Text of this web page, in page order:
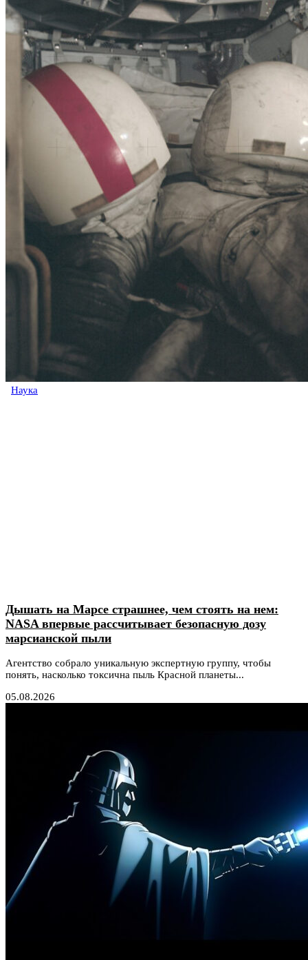
Наука
Дышать на Марсе страшнее, чем стоять на нем:
NASA впервые рассчитывает безопасную дозу
марсианской пыли
Агентство собрало уникальную экспертную группу, чтобы
понять, насколько токсична пыль Красной планеты...
05.08.2026